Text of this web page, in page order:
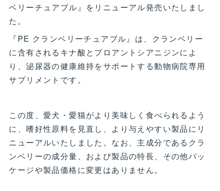
ベリーチュアブル』をリニューアル発売いたしまし
た。
『PE クランベリーチュアブル』は、クランベリー
に含有されるキナ酸とプロアントシアニジンによ
り、泌尿器の健康維持をサポートする動物病院専用
サプリメントです。
この度、愛犬・愛猫がより美味しく食べられるよう
に、嗜好性原料を見直し、より与えやすい製品にリ
ニューアルいたしました。なお、主成分であるクラ
ンベリーの成分量、および製品の特長、その他パッ
ケージや製品価格に変更はありません。